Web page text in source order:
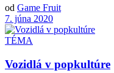
od Game Fruit
7. júna 2020
TÉMA
Vozidlá v popkultúre